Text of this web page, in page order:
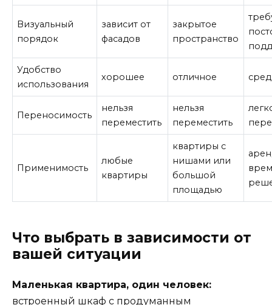
Визуальный
порядок
зависит от
фасадов
закрытое
пространство
Удобство
использования
хорошее отличное
Переносимость
нельзя
переместить
нельзя
переместить
Применимость
любые
квартиры
квартиры с
нишами или
большой
площадью
Что выбрать в зависимости от
вашей ситуации
Маленькая квартира, один человек:
встроенный шкаф с продуманным